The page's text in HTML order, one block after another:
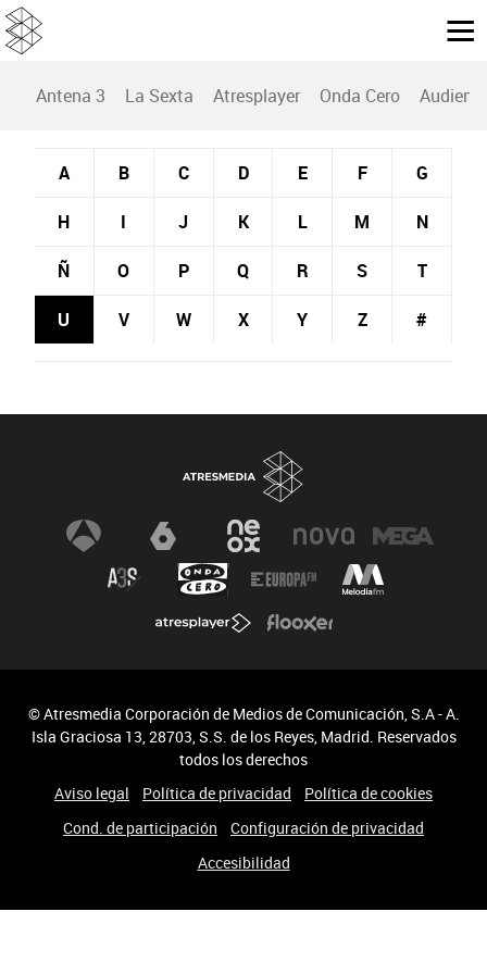
Antena 3 La Sexta Atresplayer Onda Cero
A B C D E F G
H I J K L M N
Ñ O P Q R S T
U V W X Y Z #
© Atresmedia Corporación de Medios de Comunicación, S.A - A.
Isla Graciosa 13, 28703, S.S. de los Reyes, Madrid. Reservados
todos los derechos
Aviso legal
Política de privacidad
Política de cookies
Cond. de participación
Configuración de privacidad
Accesibilidad